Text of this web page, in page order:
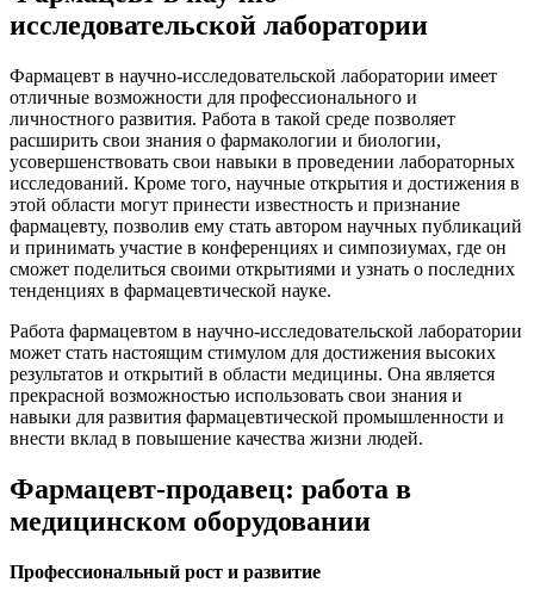
исследовательской лаборатории
Фармацевт в научно-исследовательской лаборатории имеет
отличные возможности для профессионального и
личностного развития. Работа в такой среде позволяет
расширить свои знания о фармакологии и биологии,
усовершенствовать свои навыки в проведении лабораторных
исследований. Кроме того, научные открытия и достижения в
этой области могут принести известность и признание
фармацевту, позволив ему стать автором научных публикаций
и принимать участие в конференциях и симпозиумах, где он
сможет поделиться своими открытиями и узнать о последних
тенденциях в фармацевтической науке.
Работа фармацевтом в научно-исследовательской лаборатории
может стать настоящим стимулом для достижения высоких
результатов и открытий в области медицины. Она является
прекрасной возможностью использовать свои знания и
навыки для развития фармацевтической промышленности и
внести вклад в повышение качества жизни людей.
Фармацевт-продавец: работа в
медицинском оборудовании
Профессиональный рост и развитие